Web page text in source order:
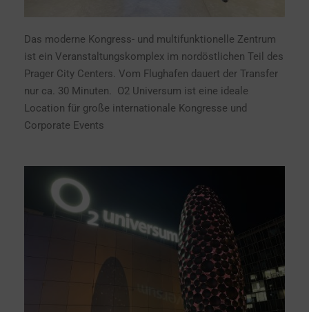
Das moderne Kongress- und multifunktionelle Zentrum
ist ein Veranstaltungskomplex im nordöstlichen Teil des
Prager City Centers. Vom Flughafen dauert der Transfer
nur ca. 30 Minuten. O2 Universum ist eine ideale
Location für große internationale Kongresse und
Corporate Events